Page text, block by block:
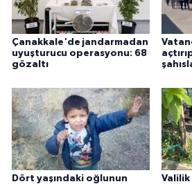
Çanakkale'de jandarmadan
uyuşturucu operasyonu: 68
gözaltı
Dört yaşındaki oğlunun